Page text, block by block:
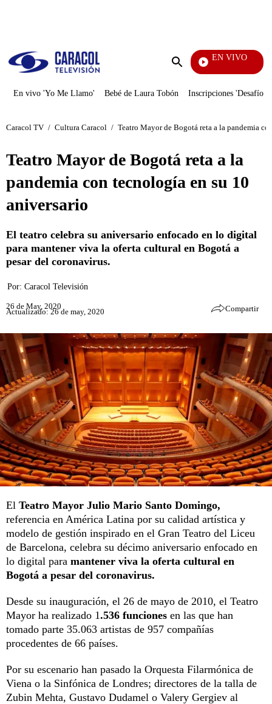
Enviar
EN VIVO
En vivo 'Yo Me Llamo' Bebé de Laura Tobón Inscripciones 'Desafío'
Caracol TV / Cultura Caracol / Teatro Mayor de Bogotá reta a la pandemia
Teatro Mayor de Bogotá reta a la
pandemia con tecnología en su 10
aniversario
El teatro celebra su aniversario enfocado en lo digital
para mantener viva la oferta cultural en Bogotá a
pesar del coronavirus.
Por: Caracol Televisión
26 de May, 2020
Actualizado: 26 de may, 2020 Compartir
El Teatro Mayor Julio Mario Santo Domingo,
referencia en América Latina por su calidad artística y
modelo de gestión inspirado en el Gran Teatro del Liceu
de Barcelona, celebra su décimo aniversario enfocado en
lo digital para mantener viva la oferta cultural en
Bogotá a pesar del coronavirus.
Desde su inauguración, el 26 de mayo de 2010, el Teatro
Mayor ha realizado 1.536 funciones en las que han
tomado parte 35.063 artistas de 957 compañías
procedentes de 66 países.
Por su escenario han pasado la Orquesta Filarmónica de
Viena o la Sinfónica de Londres; directores de la talla de
Zubin Mehta, Gustavo Dudamel o Valery Gergiev al